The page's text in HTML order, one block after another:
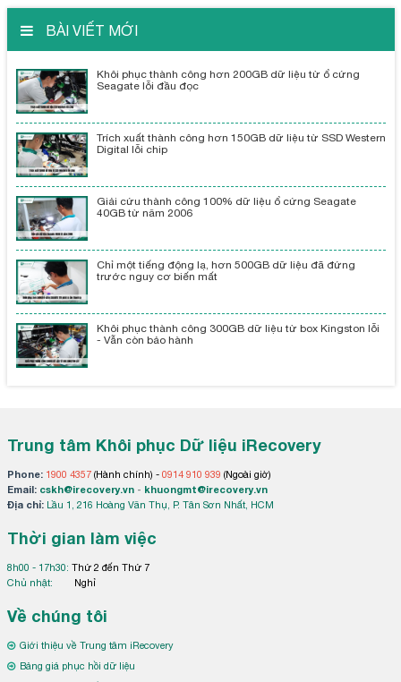
BÀI VIẾT MỚI
Khôi phục thành công hơn 200GB dữ liệu từ ổ cứng
Seagate lỗi đầu đọc
Trích xuất thành công hơn 150GB dữ liệu từ SSD Western
Digital lỗi chip
Giải cứu thành công 100% dữ liệu ổ cứng Seagate
40GB từ năm 2006
Chỉ một tiếng động lạ, hơn 500GB dữ liệu đã đứng
trước nguy cơ biến mất
Khôi phục thành công 300GB dữ liệu từ box Kingston lỗi
- Vẫn còn bảo hành
Trung tâm Khôi phục Dữ liệu iRecovery
Phone: 1900 4357(Hành chính) - 0914 910 939 (Ngoài giờ)
Email: cskh@irecovery.vn- khuongmt@irecovery.vn
Địa chỉ: Lầu 1, 216 Hoàng Văn Thụ, P. Tân Sơn Nhất, HCM
Thời gian làm việc
8h00 - 17h30: Thứ 2 đến Thứ 7
Chủ nhật:
Nghỉ
Về chúng tôi
Giới thiệu về Trung tâm iRecovery
Bảng giá phục hồi dữ liệu